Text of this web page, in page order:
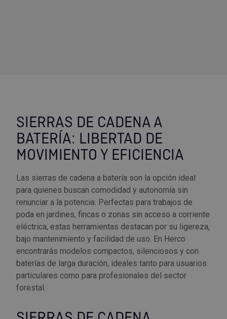
SIERRAS DE CADENA A
BATERÍA: LIBERTAD DE
MOVIMIENTO Y EFICIENCIA
Las sierras de cadena a batería son la opción ideal
para quienes buscan comodidad y autonomía sin
renunciar a la potencia. Perfectas para trabajos de
poda en jardines, fincas o zonas sin acceso a corriente
eléctrica, estas herramientas destacan por su ligereza,
bajo mantenimiento y facilidad de uso. En Herco
encontrarás modelos compactos, silenciosos y con
baterías de larga duración, ideales tanto para usuarios
particulares como para profesionales del sector
forestal.